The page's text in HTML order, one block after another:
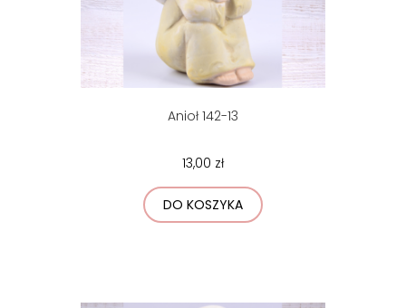
Anioł 142-13
13,00 zł
DO KOSZYKA